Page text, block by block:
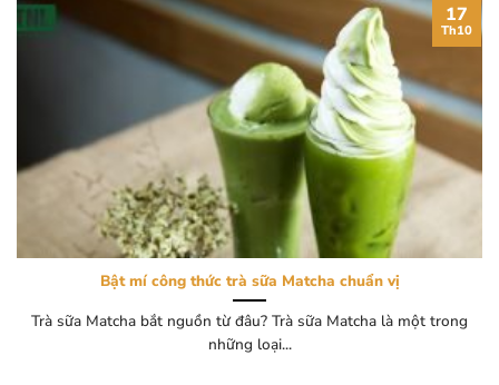
Bật mí công thức trà sữa Matcha chuẩn vị
Trà sữa Matcha bắt nguồn từ đâu? Trà sữa Matcha là một trong
những loại...
17
Th10